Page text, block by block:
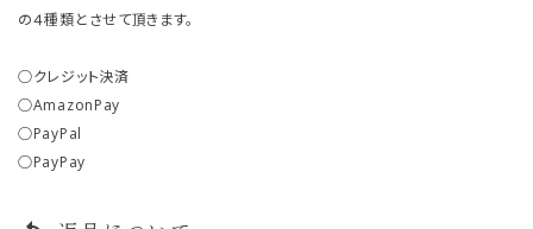
の４種類とさせて頂きます。
○クレジット決済
○AmazonPay
○PayPal
○PayPay